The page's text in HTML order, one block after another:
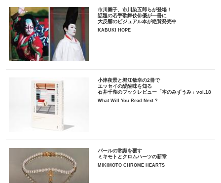
市川團子、市川染五郎らが登場！
話題の若手歌舞伎俳優が一冊に
大反響のビジュアル本が絶賛発売中
KABUKI HOPE
小津夜景と堀江敏幸の2冊で
エッセイの醍醐味を知る
石井千湖のブックレビュー「本のみずうみ」vol.18
What Will You Read Next ?
パールの常識を覆す
ミキモトとクロムハーツの新章
MIKIMOTO CHROME HEARTS